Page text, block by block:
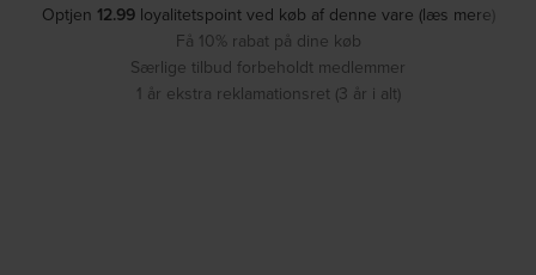
Optjen 12.99loyalitetspoint ved køb af denne vare (læs mere)
Få 10% rabat på dine køb
Særlige tilbud forbeholdt medlemmer
1 år ekstra reklamationsret (3 år i alt)